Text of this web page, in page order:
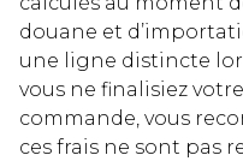
douane et
une ligne distincte
vous ne finalisiez
commande, vous
ces frais ne sont pas